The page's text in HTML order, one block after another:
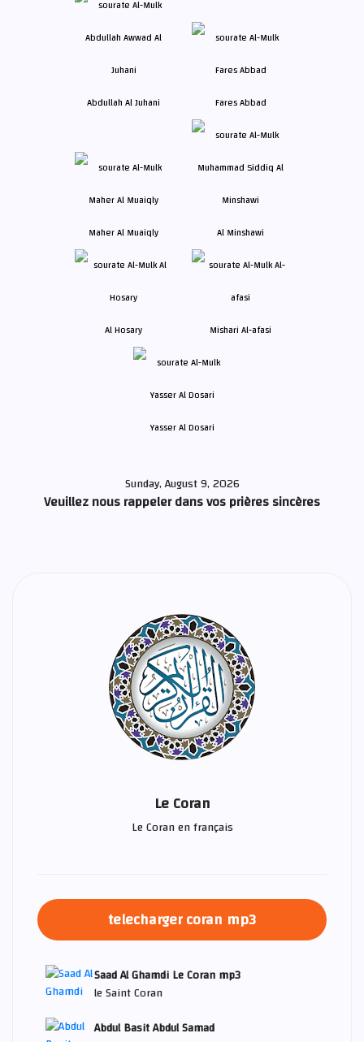
Abdullah Al Juhani Fares Abbad
Maher Al Muaiqly Al Minshawi
Al Hosary Mishari Al-afasi
Yasser Al Dosari
Sunday, August 9, 2026
Veuillez nous rappeler dans vos prières sincères
Le Coran
Le Coran en français
telecharger coran mp3
Saad Al Ghamdi Le Coran mp3
le Saint Coran
Abdul Basit Abdul Samad